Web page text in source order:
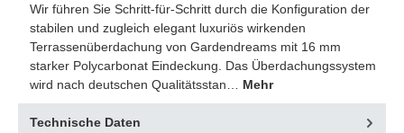
Wir führen Sie Schritt-für-Schritt durch die Konfiguration der
stabilen und zugleich elegant luxuriös wirkenden
Terrassenüberdachung von Gardendreams mit 16 mm
starker Polycarbonat Eindeckung. Das Überdachungssystem
wird nach deutschen Qualitätsstan… Mehr
Technische Daten